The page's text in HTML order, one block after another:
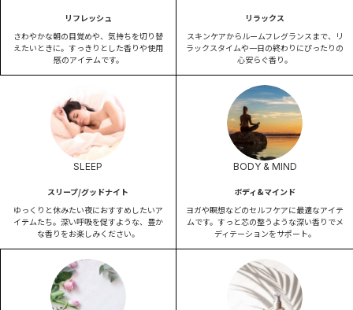
リフレッシュ
さわやかな朝の目覚めや、気持ちを切り替
えたいときに。すっきりとした香りや使用
感のアイテムです。
リラックス
スキンケアからルームフレグランスまで、リ
ラックスタイムや一日の終わりにぴったりの
心安らぐ香り。
SLEEP
スリープ/グッドナイト
ゆっくりと休みたい夜におすすめしたいア
イテムたち。深い呼吸を促すような、豊か
な香りをお楽しみください。
BODY & MIND
ボディ&マインド
ヨガや瞑想などのセルフケアに最適なアイテ
ムです。すっと芯の整うような深い香りでメ
ディテーションをサポート。